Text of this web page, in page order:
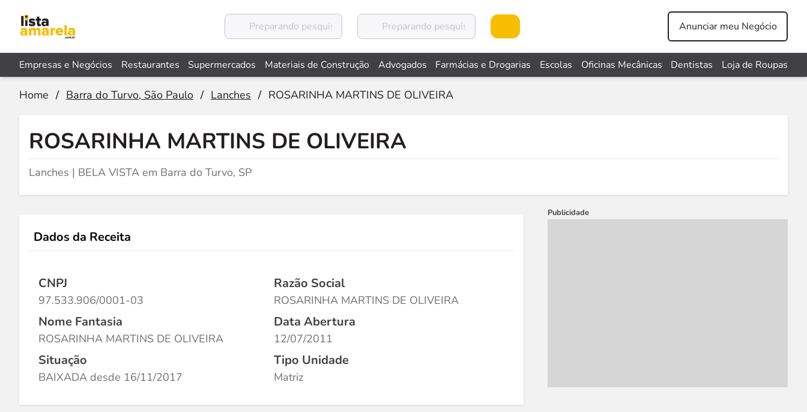
Anunciar meu Negócio
Empresas e Negócios Restaurantes Supermercados Materiais de Construção Advogados Farmácias e Drogarias Escolas Oficinas Mecânicas Dentistas Loja de Roupas
Home / Barra do Turvo, São Paulo / Lanches / ROSARINHA MARTINS DE OLIVEIRA
ROSARINHA MARTINS DE OLIVEIRA
Lanches | BELA VISTA em Barra do Turvo, SP
Dados da Receita
CNPJ
97.533.906/0001-03
Razão Social
ROSARINHA MARTINS DE OLIVEIRA
Nome Fantasia
ROSARINHA MARTINS DE OLIVEIRA
Data Abertura
12/07/2011
Situação
BAIXADA desde 16/11/2017
Tipo Unidade
Matriz
Publicidade